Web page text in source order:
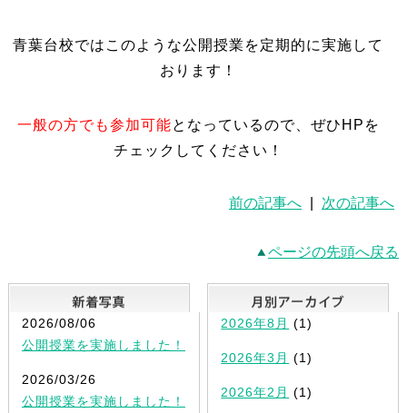
青葉台校ではこのような公開授業を定期的に実施して
おります！
一般の方でも参加可能となっているので、ぜひHPを
チェックしてください！
前の記事へ 次の記事へ
ページの先頭へ戻る
新着写真
2026/08/06
公開授業を実施しました！
2026/03/26
公開授業を実施しました！
2026年8月 (1)
2026年3月 (1)
2026年2月 (1)